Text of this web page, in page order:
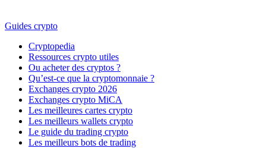
Guides crypto
Cryptopedia
Ressources crypto utiles
Ou acheter des cryptos ?
Qu’est-ce que la cryptomonnaie ?
Exchanges crypto 2026
Exchanges crypto MiCA
Les meilleures cartes crypto
Les meilleurs wallets crypto
Le guide du trading crypto
Les meilleurs bots de trading